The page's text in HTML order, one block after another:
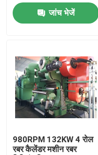
गुणवत्ता नियंत्रण
संपर्क करें
समाचार
एक उद्धरण का अनुरोध करें
रबर प्रक्रिया मशीन
जांच भेजें
980RPM 132KW 4 रोल
रबर कैलेंडर मशीन रबर